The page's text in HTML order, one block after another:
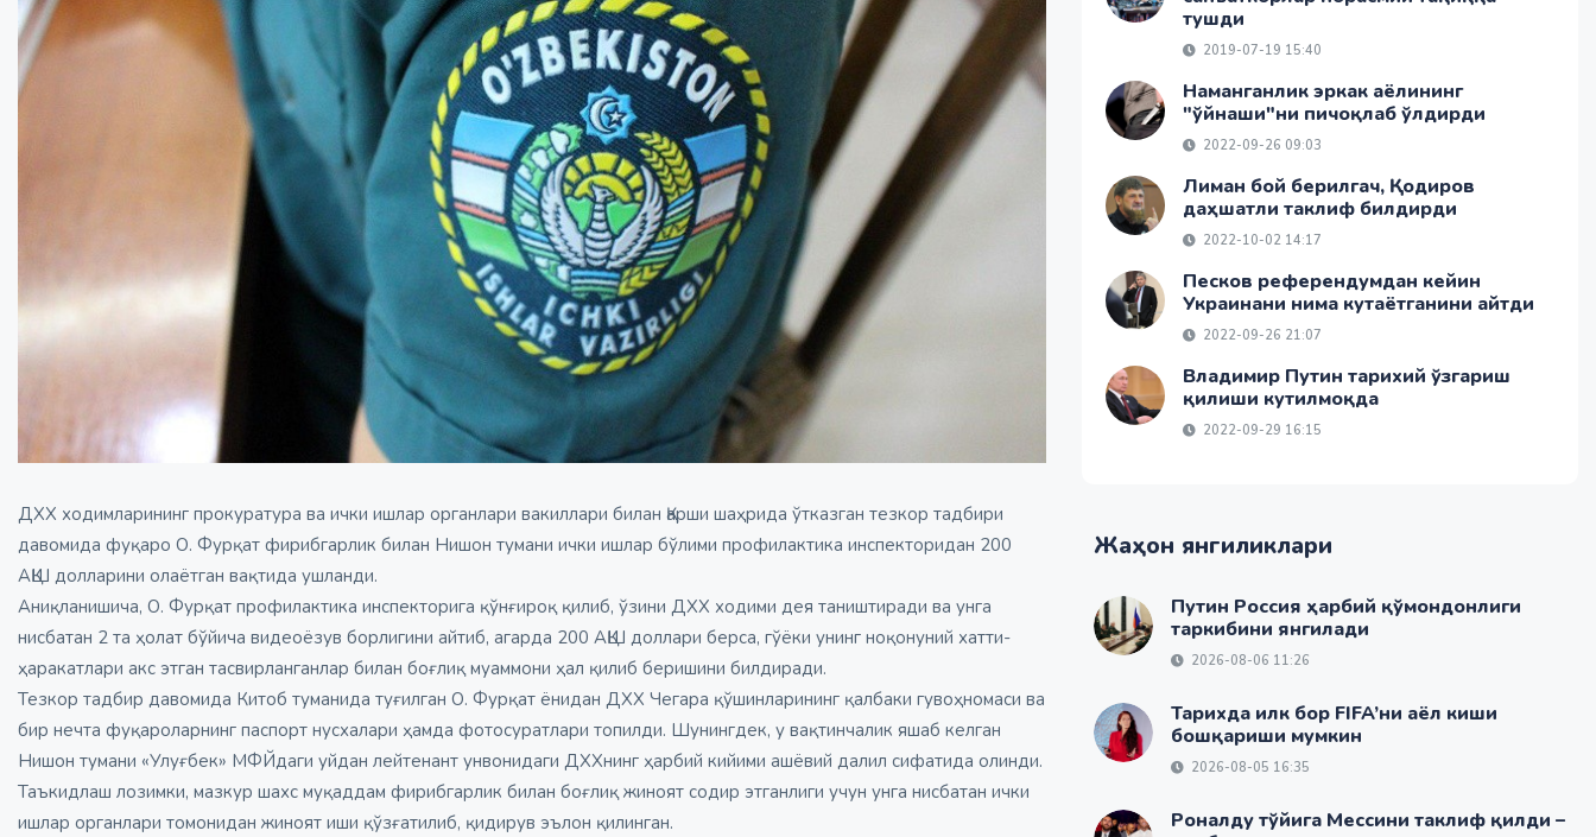
ДХХ ходимларининг прокуратура ва ички ишлар органлари вакиллари билан Қарши шаҳрида ўтказган тезкор тадбири
давомида фуқаро О. Фурқат фирибгарлик билан Нишон тумани ички ишлар бўлими профилактика инспекторидан 200
АҚШ долларини олаётган вақтида ушланди.
Аниқланишича, О. Фурқат профилактика инспекторига қўнғироқ қилиб, ўзини ДХХ ходими дея таништиради ва унга
нисбатан 2 та ҳолат бўйича видеоёзув борлигини айтиб, агарда 200 АҚШ доллари берса, гўёки унинг ноқонуний хатти-
ҳаракатлари акс этган тасвирланганлар билан боғлиқ муаммони ҳал қилиб беришини билдиради.
Тезкор тадбир давомида Китоб туманида туғилган О. Фурқат ёнидан ДХХ Чегара қўшинларининг қалбаки гувоҳномаси ва
бир нечта фуқароларнинг паспорт нусхалари ҳамда фотосуратлари топилди. Шунингдек, у вақтинчалик яшаб келган
Нишон тумани «Улуғбек» МФЙдаги уйдан лейтенант унвонидаги ДХХнинг ҳарбий кийими ашёвий далил сифатида олинди.
Таъкидлаш лозимки, мазкур шахс муқаддам фирибгарлик билан боғлиқ жиноят содир этганлиги учун унга нисбатан ички
ишлар органлари томонидан жиноят иши қўзғатилиб, қидирув эълон қилинган.
тушди
2019-07-19 15:40
Наманганлик эркак аёлининг
"ўйнаши"ни пичоқлаб ўлдирди
2022-09-26 09:03
Лиман бой берилгач, Қодиров
даҳшатли таклиф билдирди
2022-10-02 14:17
Песков референдумдан кейин
Украинани нима кутаётганини айтди
2022-09-26 21:07
Владимир Путин тарихий ўзгариш
қилиши кутилмоқда
2022-09-29 16:15
Жаҳон янгиликлари
Путин Россия ҳарбий қўмондонлиги
таркибини янгилади
2026-08-06 11:26
Тарихда илк бор FIFA’ни аёл киши
бошқариши мумкин
2026-08-05 16:35
Роналду тўйига Мессини таклиф қилди –